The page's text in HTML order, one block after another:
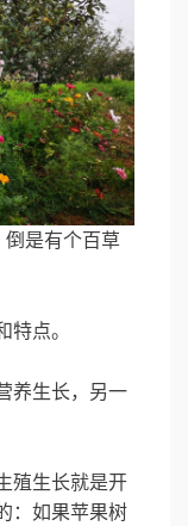
是有个百草
点。
养生长，另一
殖生长就是开
：如果苹果树